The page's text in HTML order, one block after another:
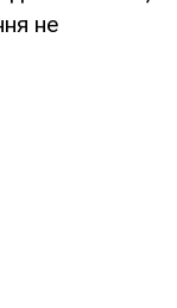
не